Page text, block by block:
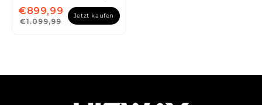
€899,99
€1.099,99
Jetzt kaufen